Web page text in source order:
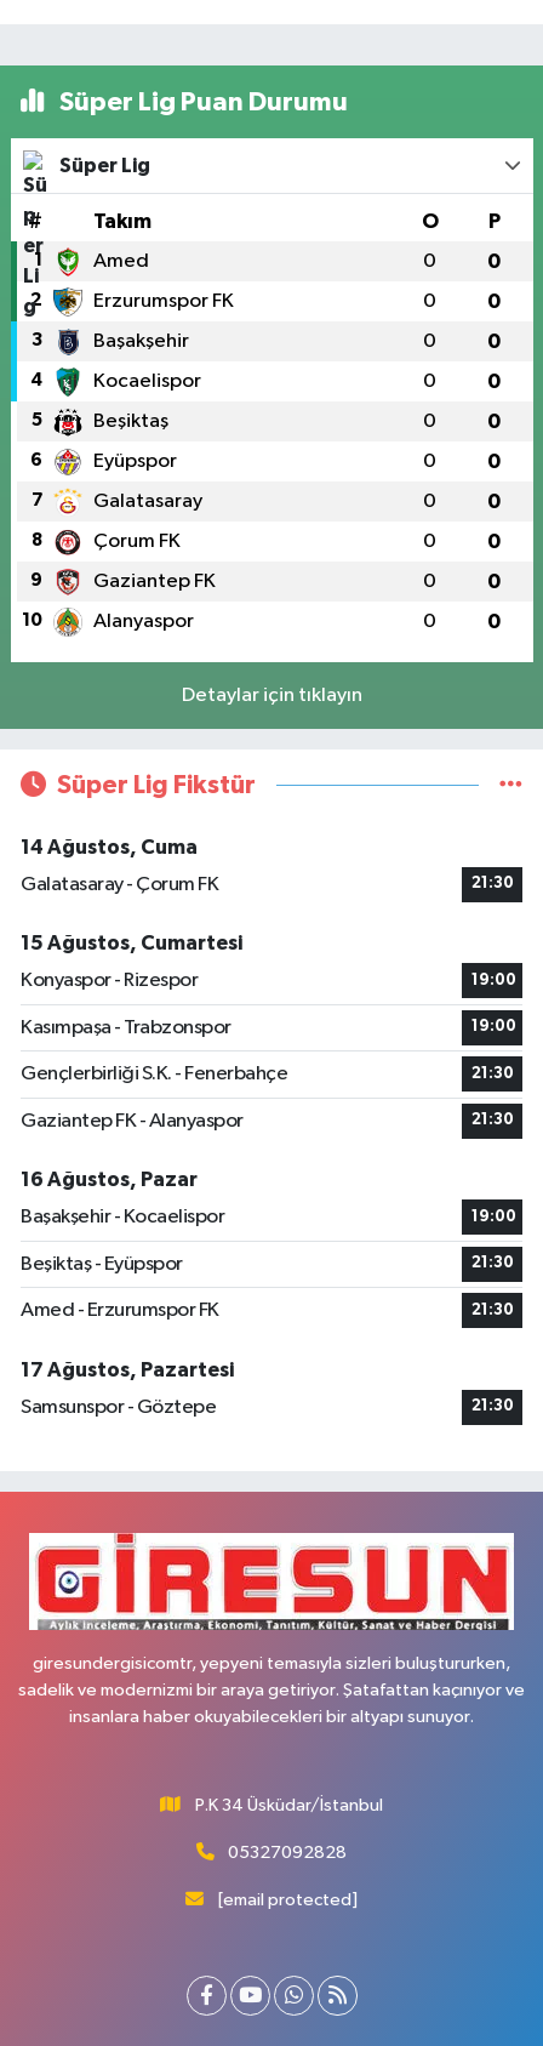
Süper Lig Puan Durumu
Süper Lig
# Takım O P
1 Amed 0 0
2 Erzurumspor FK 0 0
3 Başakşehir 0 0
4 Kocaelispor 0 0
5 Beşiktaş 0 0
6 Eyüpspor 0 0
7 Galatasaray 0 0
8 Çorum FK 0 0
9 Gaziantep FK 0 0
10 Alanyaspor 0 0
Detaylar için tıklayın
Süper Lig Fikstür
14 Ağustos, Cuma
Galatasaray - Çorum FK
21:30
15 Ağustos, Cumartesi
Konyaspor - Rizespor
19:00
Kasımpaşa - Trabzonspor 19:00
Gençlerbirliği S.K. - Fenerbahçe 21:30
Gaziantep FK - Alanyaspor 21:30
16 Ağustos, Pazar
Başakşehir - Kocaelispor
19:00
Beşiktaş - Eyüpspor 21:30
Amed - Erzurumspor FK 21:30
17 Ağustos, Pazartesi
Samsunspor - Göztepe
21:30
giresundergisicomtr, yepyeni temasıyla sizleri buluştururken,
sadelik ve modernizmi bir araya getiriyor. Şatafattan kaçınıyor ve
insanlara haber okuyabilecekleri bir altyapı sunuyor.
P.K 34 Üsküdar/İstanbul
05327092828
[email protected]